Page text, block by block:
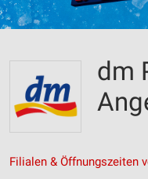
dm
Filialen & Öffnungszeiten